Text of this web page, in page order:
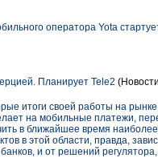
оператора Yota
Планирует Tele2
итоги своей работы на
на мобильные платежи,
в ближайшее время
в этой области, правда,
и от решений